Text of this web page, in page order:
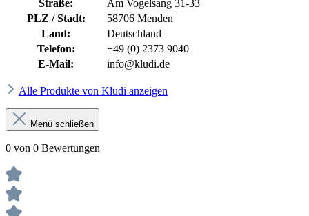
Straße:
Am Vogelsang 31-33
PLZ / Stadt:
58706 Menden
Land:
Deutschland
Telefon:
+49 (0) 2373 9040
E-Mail:
info@kludi.de
Alle Produkte von Kludi anzeigen
Menü schließen
0 von 0 Bewertungen